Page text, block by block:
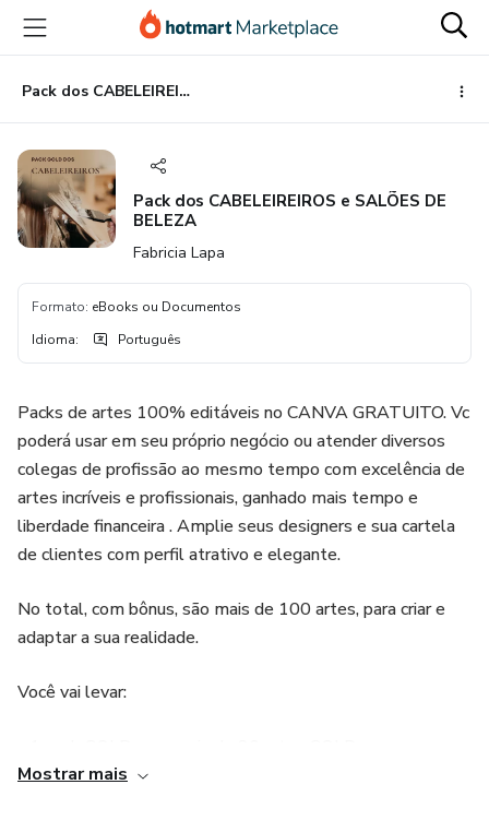
para
conteúdo
principal
para
pagamento
para
rodapé
Pack dos CABELEIREIROS e SALÕES DE BELEZA
Pack dos CABELEIREIROS e SALÕES DE
BELEZA
Fabricia Lapa
Formato: eBooks ou Documentos
Idioma: Português
Packs de artes 100% editáveis no CANVA GRATUITO. Vc
poderá usar em seu próprio negócio ou atender diversos
colegas de profissão ao mesmo tempo com excelência de
artes incríveis e profissionais, ganhado mais tempo e
liberdade financeira . Amplie seus designers e sua cartela
de clientes com perfil atrativo e elegante.
No total, com bônus, são mais de 100 artes, para criar e
adaptar a sua realidade.
Você vai levar:
Mostrar mais